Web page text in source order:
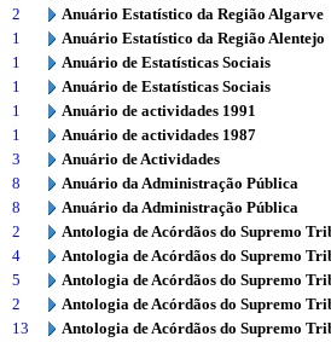
2
Anuário Estatístico da Região Algarve
1
Anuário Estatístico da Região Alentejo
1
Anuário de Estatísticas Sociais
1
Anuário de Estatísticas Sociais
1
Anuário de actividades 1991
1
Anuário de actividades 1987
3
Anuário de Actividades
8
Anuário da Administração Pública
8
Anuário da Administração Pública
2
Antologia de Acórdãos do Supremo
4
Antologia de Acórdãos do Supremo
5
Antologia de Acórdãos do Supremo
2
Antologia de Acórdãos do Supremo
13
Antologia de Acórdãos do Supremo